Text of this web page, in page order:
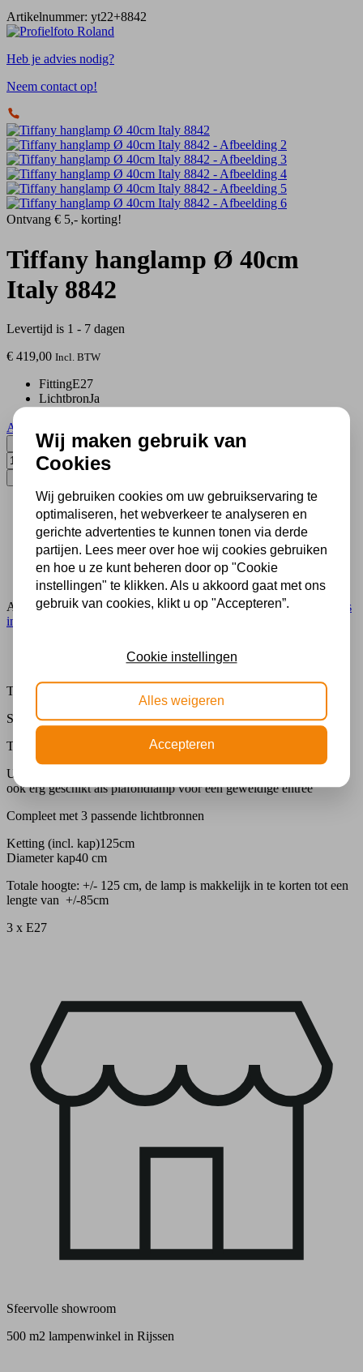
Artikelnummer: yt22+8842
Heb je advies nodig?
Neem contact op!
Ontvang € 5,- korting!
Tiffany hanglamp Ø 40cm
Italy 8842
Levertijd is 1 - 7 dagen
€ 419,00 Incl. BTW
FittingE27
LichtbronJa
Alle productspecificaties
Tiffany hanglamp Ø 40cm Italy 8842 aantal
500 m2 lampenwinkel in Rijssen
Al 70 jaar expert in lampen
Gratis verzending in NL vanaf € 50,-
Gratis lichtbronnen inbegrepen
Veilig achteraf betalen met Klarna
Artikelnummer:yt22+8842 Categorie:Glas in lood hanglamp
Glas
in lood lamp
Tiffany hanglamp Ø 40cm Italy 8842
Specificaties
Tiffany hanglamp Italy.
Uitgerust met 3 fittingen voor veel en mooi verdeeld licht .
ook erg geschikt als plafondlamp voor een geweldige entree
Compleet met 3 passende lichtbronnen
Ketting (incl. kap)125cm
Diameter kap40 cm
Totale hoogte: +/- 125 cm, de lamp is makkelijk in te korten tot een
lengte van +/-85cm
3 x E27
Sfeervolle showroom
500 m2 lampenwinkel in Rijssen
Wij maken gebruik van
Cookies
Wij gebruiken cookies om uw gebruikservaring te
optimaliseren, het webverkeer te analyseren en
gerichte advertenties te kunnen tonen via derde
partijen. Lees meer over hoe wij cookies gebruiken
en hoe u ze kunt beheren door op "Cookie
instellingen" te klikken. Als u akkoord gaat met ons
gebruik van cookies, klikt u op "Accepteren”.
Cookie instellingen
Alles weigeren
Accepteren